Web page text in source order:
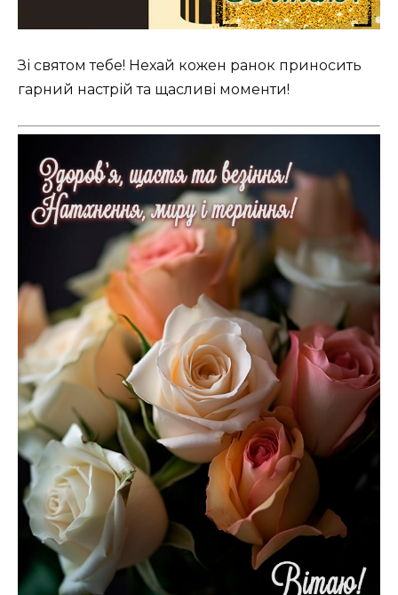
Зі святом тебе! Нехай кожен ранок приносить
гарний настрій та щасливі моменти!